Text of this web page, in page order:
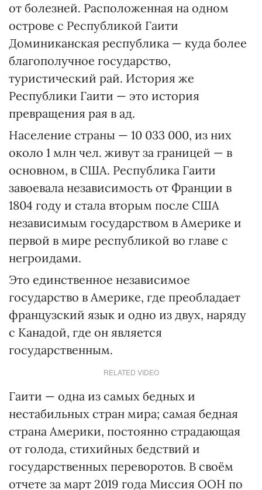
от болезней. Расположенная на одном
острове с Республикой Гаити
Доминиканская республика — куда более
благополучное государство,
туристический рай. История же
Республики Гаити — это история
превращения рая в ад.
Население страны — 10 033 000, из них
около 1 млн чел. живут за границей — в
основном, в США. Республика Гаити
завоевала независимость от Франции в
1804 году и стала вторым после США
независимым государством в Америке и
первой в мире республикой во главе с
негроидами.
Это единственное независимое
государство в Америке, где преобладает
французский язык и одно из двух, наряду
с Канадой, где он является
государственным.
RELATED VIDEO
Гаити — одна из самых бедных и
нестабильных стран мира; самая бедная
страна Америки, постоянно страдающая
от голода, стихийных бедствий и
государственных переворотов. В своём
отчете за март 2019 года Миссия ООН по